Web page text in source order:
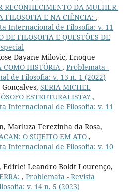
RECONHECIMENTO DA MULHER-
FILOSOFIA E NA CIÊNCIA: ,
Internacional de Filosofia: v. 11
DE FILOSOFIA E QUESTÕES DE
Dayane Milovic, Enoque
COMO HISTÓRIA , Problemata -
de Filosofia: v. 13 n. 1 (2022)
SERIA MICHEL
ESTRUTURALISTA? ,
Internacional de Filosofia: v. 11
Marluza Terezinha da Rosa,
O SUJEITO EM ATO ,
Internacional de Filosofia: v. 10
Edirlei Leandro Boldt Lourenço,
, Problemata - Revista
v. 14 n. 5 (2023)